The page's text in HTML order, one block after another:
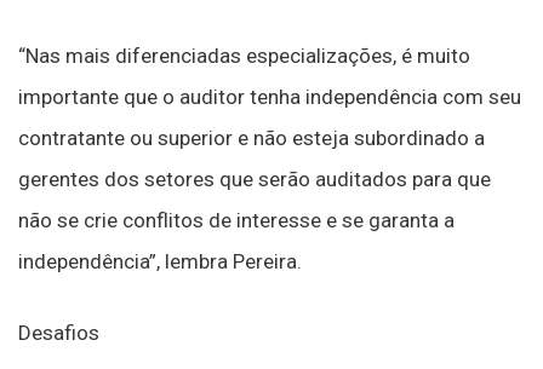
“Nas mais diferenciadas especializações, é muito
importante que o auditor tenha independência com seu
contratante ou superior e não esteja subordinado a
gerentes dos setores que serão auditados para que
não se crie conflitos de interesse e se garanta a
independência”, lembra Pereira.
Desafios